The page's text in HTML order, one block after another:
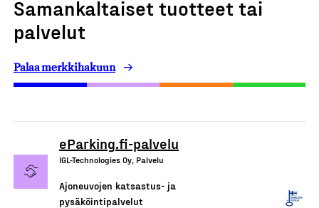
Samankaltaiset tuotteet tai
palvelut
Palaa merkkihakuun
eParking.fi-palvelu
IGL-Technologies Oy, Palvelu
Ajoneuvojen katsastus- ja
pysäköintipalvelut